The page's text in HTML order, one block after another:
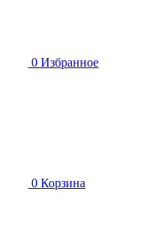
0 Избранное
0 Корзина